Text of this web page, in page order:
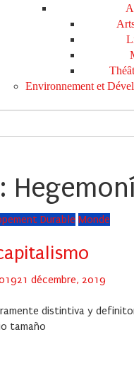
Environnement et
Durable Monde
21 décembre, 2019
distintiva y
tamaño